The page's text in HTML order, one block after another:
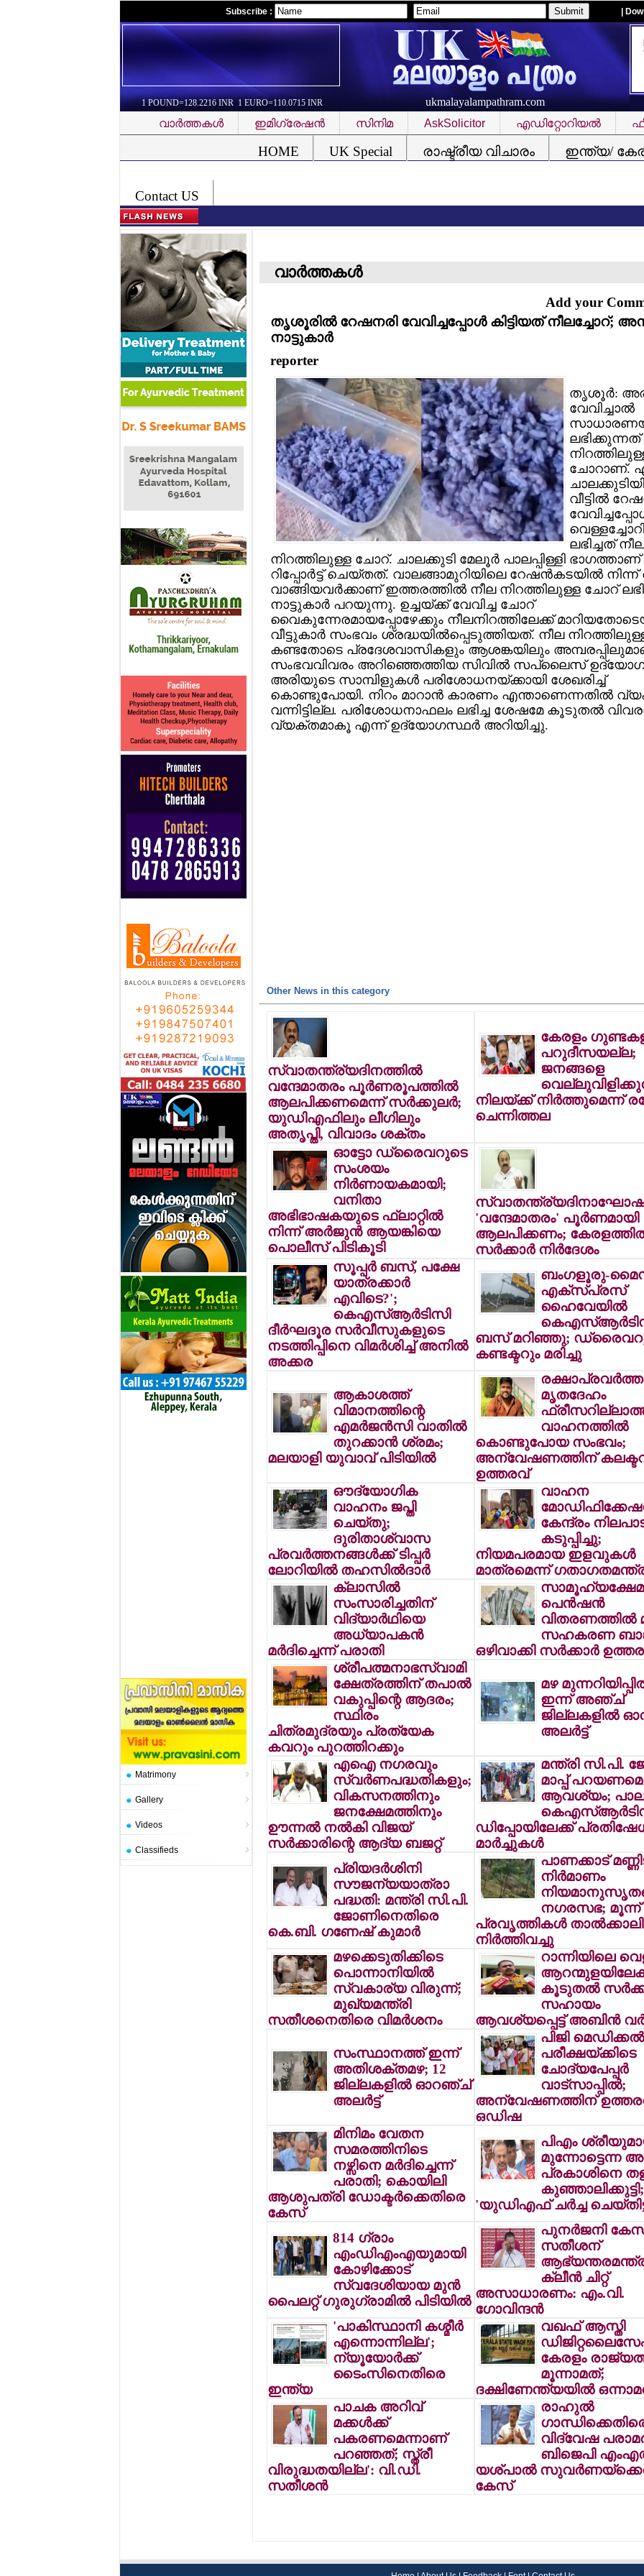
Subscribe : |
1 POUND=128.2216 INR 1 EURO=110.0715 INR ukmalayalampathram.com
വാര്‍ത്തകള്‍ ഇമിഗ്രേഷന്‍ സിനിമ AskSolicitor എഡിറ്റോറിയല്‍
HOME UK Special രാഷ്ട്രീയ വിചാരം
ഇന്ത്യ/
Contact US
Matrimony
Gallery
Videos
Classifieds
വാര്‍ത്തകള്‍
Add your
തൃശൂരില്‍ റേഷനരി വേവിച്ചപ്പോള്‍ കിട്ടിയത് നീലച്ചോറ്;
നാട്ടുകാര്‍
reporter
തൃശൂര്‍:
വേവിച്ചാല്‍
ചോറാണ്.
വീട്ടില്‍
ലഭിച്ചത് നീല
നിറത്തിലുള്ള ചോറ്. ചാലക്കുടി മേലൂര്‍ പാലപ്പിള്ളി
റിപ്പോര്‍ട്ട് ചെയ്തത്. വാലങ്ങാമുറിയിലെ റേഷന്‍കടയില്‍ നിന്ന്
വാങ്ങിയവര്‍ക്കാണ് ഇത്തരത്തില്‍ നീല നിറത്തിലുള്ള ചോറ്
നാട്ടുകാര്‍ പറയുന്നു. ഉച്ചയ്ക്ക് വേവിച്ച ചോറ്
വൈകുന്നേരമായപ്പോഴേക്കും നീലനിറത്തിലേക്ക്
വീട്ടുകാര്‍ സംഭവം ശ്രദ്ധയില്‍പ്പെടുത്തിയത്. നീല
കണ്ടതോടെ പ്രദേശവാസികളും ആശങ്കയിലും
സംഭവവിവരം അറിഞ്ഞെത്തിയ സിവില്‍ സപ്ലൈസ്
അരിയുടെ സാമ്പിളുകള്‍ പരിശോധനയ്ക്കായി ശേഖരിച്ച്
കൊണ്ടുപോയി. നിറം മാറാന്‍ കാരണം എന്താണെന്നതില്‍
വന്നിട്ടില്ല. പരിശോധനാഫലം ലഭിച്ച ശേഷമേ കൂടുതല്‍
വ്യക്തമാകൂ എന്ന് ഉദ്യോഗസ്ഥര്‍ അറിയിച്ചു.
Other News in this category
സ്വാതന്ത്ര്യദിനത്തില്‍
വന്ദേമാതരം പൂര്‍ണരൂപത്തില്‍
ആലപിക്കണമെന്ന് സര്‍ക്കുലര്‍;
യുഡിഎഫിലും ലീഗിലും
അതൃപ്തി, വിവാദം ശക്തം
കേരളം
പറുദീസയല്ല;
ജനങ്ങളെ
നിലയ്ക്ക് നിര്‍ത്തുമെന്ന്
ചെന്നിത്തല
ഓട്ടോ ഡ്രൈവറുടെ
സംശയം
നിര്‍ണായകമായി;
വനിതാ
അഭിഭാഷകയുടെ ഫ്‌ലാറ്റില്‍
നിന്ന് അര്‍ജുന്‍ ആയങ്കിയെ
പൊലീസ് പിടികൂടി
'വന്ദേമാതരം' പൂര്‍ണമായി
ആലപിക്കണം;
സര്‍ക്കാര്‍ നിര്‍ദേശം
സൂപ്പര്‍ ബസ്, പക്ഷേ
യാത്രക്കാര്‍
എവിടെ?';
കെഎസ്ആര്‍ടിസി
ദീര്‍ഘദൂര സര്‍വീസുകളുടെ
നടത്തിപ്പിനെ വിമര്‍ശിച്ച് അനില്‍
അക്കര
ബംഗളൂരു-
എക്‌സ്പ്രസ്
ഹൈവേയില്‍
ബസ് മറിഞ്ഞു;
കണ്ടക്ടറും മരിച്ചു
ആകാശത്ത്
വിമാനത്തിന്റെ
എമര്‍ജന്‍സി വാതില്‍
തുറക്കാന്‍ ശ്രമം;
മലയാളി യുവാവ് പിടിയില്‍
മൃതദേഹം
വാഹനത്തില്‍
കൊണ്ടുപോയ സംഭവം;
അന്വേഷണത്തിന്
ഉത്തരവ്
ഔദ്യോഗിക
വാഹനം ജപ്തി
ചെയ്തു;
ദുരിതാശ്വാസ
പ്രവര്‍ത്തനങ്ങള്‍ക്ക് ടിപ്പര്‍
ലോറിയില്‍ തഹസില്‍ദാര്‍
വാഹന
കേന്ദ്രം
കടുപ്പിച്ചു;
നിയമപരമായ ഇളവുകള്‍
മാത്രമെന്ന്
ക്ലാസില്‍
സംസാരിച്ചതിന്
വിദ്യാര്‍ഥിയെ
അധ്യാപകന്‍
മര്‍ദിച്ചെന്ന് പരാതി
സാമൂഹ്യക്ഷേമ
പെന്‍ഷന്‍
വിതരണത്തില്‍
സഹകരണ
ഒഴിവാക്കി സര്‍ക്കാര്‍
ശ്രീപത്മനാഭസ്വാമി
ക്ഷേത്രത്തിന് തപാല്‍
വകുപ്പിന്റെ ആദരം;
സ്ഥിരം
ചിത്രമുദ്രയും പ്രത്യേക
കവറും പുറത്തിറക്കും
മഴ
ഇന്ന് അഞ്ച്
ജില്ലകളില്‍
അലര്‍ട്ട്
എഐ നഗരവും
സ്വര്‍ണപദ്ധതികളും;
വികസനത്തിനും
ജനക്ഷേമത്തിനും
ഊന്നല്‍ നല്‍കി വിജയ്
സര്‍ക്കാരിന്റെ ആദ്യ ബജറ്റ്
മന്ത്രി സി.പി.
മാപ്പ്
ആവശ്യം;
ഡിപ്പോയിലേക്ക്
മാര്‍ച്ചുകള്‍
പ്രിയദര്‍ശിനി
സൗജന്യയാത്രാ
പദ്ധതി: മന്ത്രി സി.പി.
ജോണിനെതിരെ
കെ.ബി. ഗണേഷ് കുമാര്‍
പാണക്കാട്
നിര്‍മാണം
നഗരസഭ; മൂന്ന്
പ്രവൃത്തികള്‍
നിര്‍ത്തിവച്ചു
മഴക്കെടുതിക്കിടെ
പൊന്നാനിയില്‍
സ്വകാര്യ വിരുന്ന്;
മുഖ്യമന്ത്രി
സതീശനെതിരെ വിമര്‍ശനം
റാന്നിയിലെ
കൂടുതല്‍
സഹായം
ആവശ്യപ്പെട്ട് അബിന്‍
സംസ്ഥാനത്ത് ഇന്ന്
അതിശക്തമഴ; 12
ജില്ലകളില്‍ ഓറഞ്ച്
അലര്‍ട്ട്
പിജി മെഡിക്കല്‍
പരീക്ഷയ്ക്കിടെ
ചോദ്യപേപ്പര്‍
വാട്സാപ്പില്‍;
അന്വേഷണത്തിന്
ഒഡിഷ
മിനിമം വേതന
സമരത്തിനിടെ
നഴ്സിനെ മര്‍ദിച്ചെന്ന്
പരാതി; കൊയിലി
ആശുപത്രി ഡോക്ടര്‍ക്കെതിരെ
കേസ്
പിഎം
മുന്നോട്ടെന്ന
പ്രകാശിനെ
കുഞ്ഞാലിക്കുട്ടി;
'യുഡിഎഫ് ചര്‍ച്ച
814 ഗ്രാം
എംഡിഎംഎയുമായി
കോഴിക്കോട്
സ്വദേശിയായ മുന്‍
പൈലറ്റ് ഗുരുഗ്രാമില്‍ പിടിയില്‍
പുനര്‍ജനി
സതീശന്
ക്ലീന്‍ ചിറ്റ്
അസാധാരണം: എം.വി.
ഗോവിന്ദന്‍
'പാകിസ്ഥാനി കശ്മീര്‍
എന്നൊന്നില്ല';
ന്യൂയോര്‍ക്ക്
ടൈംസിനെതിരെ
ഇന്ത്യ
വഖഫ് ആസ്തി
കേരളം
മൂന്നാമത്;
ദക്ഷിണേന്ത്യയില്‍
പാചക അറിവ്
മക്കള്‍ക്ക്
പകരണമെന്നാണ്
പറഞ്ഞത്; സ്ത്രീ
വിരുദ്ധതയില്ല': വി.ഡി.
സതീശന്‍
രാഹുല്‍
വിദ്വേഷ
ബിജെപി
യശ്പാല്‍
കേസ്